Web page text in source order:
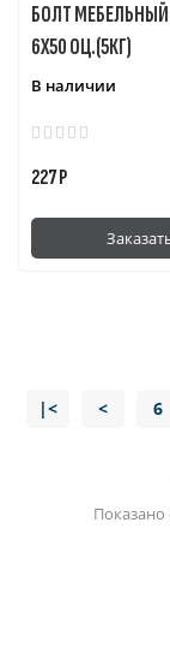
БОЛТ МЕБЕЛЬНЫЙ
6Х50 ОЦ.(5КГ)
В наличии
227 Р
|< < 6
Показано